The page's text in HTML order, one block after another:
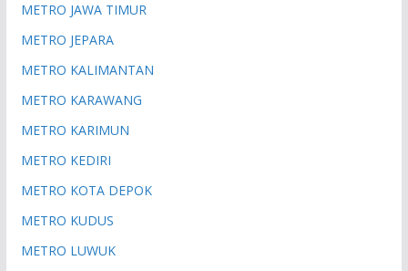
METRO JAWA TIMUR
METRO JEPARA
METRO KALIMANTAN
METRO KARAWANG
METRO KARIMUN
METRO KEDIRI
METRO KOTA DEPOK
METRO KUDUS
METRO LUWUK